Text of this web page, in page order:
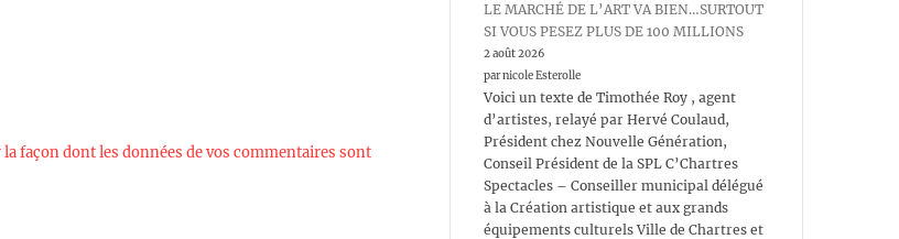
façon dont les données de vos commentaires sont
LE MARCHÉ DE L’ART VA BIEN…SURTOUT
SI VOUS PESEZ PLUS DE 100 MILLIONS
2 août 2026
par nicole Esterolle
Voici un texte de Timothée Roy , agent
d’artistes, relayé par Hervé Coulaud,
Président chez Nouvelle Génération,
Conseil Président de la SPL C’Chartres
Spectacles – Conseiller municipal délégué
à la Création artistique et aux grands
équipements culturels Ville de Chartres et